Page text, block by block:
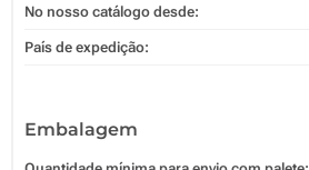
No nosso catálogo desde:
País de expedição:
Embalagem